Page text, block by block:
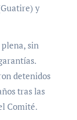
y
sin
detenidos
tras las
Comité.